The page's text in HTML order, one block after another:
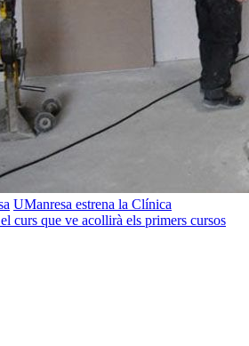
UManresa estrena la Clínica
curs que ve acollirà els primers cursos